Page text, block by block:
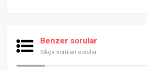
Benzer sorular
Sıkça sorulan sorular